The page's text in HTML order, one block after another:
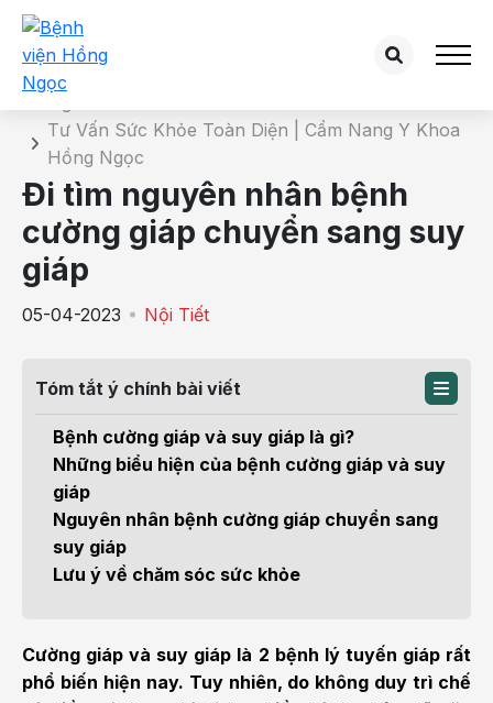
Chi tiết bài tư vấn
Tư Vấn Sức Khỏe Toàn Diện | Cẩm Nang Y Khoa
Hồng Ngọc
Đi tìm nguyên nhân bệnh
cường giáp chuyển sang suy
giáp
05-04-2023 Nội Tiết
Tóm tắt ý chính bài viết
Bệnh cường giáp và suy giáp là gì?
Những biểu hiện của bệnh cường giáp và suy
giáp
Nguyên nhân bệnh cường giáp chuyển sang
suy giáp
Lưu ý về chăm sóc sức khỏe
Cường giáp và suy giáp là 2 bệnh lý tuyến giáp rất
phổ biến hiện nay. Tuy nhiên, do không duy trì chế